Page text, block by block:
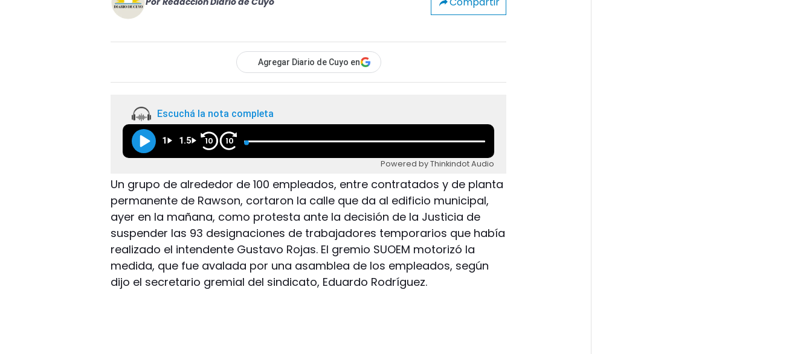
Agregar Diario de Cuyo en
Escuchá la nota completa
1 1.5 10 10
Powered by Thinkindot Audio
Un grupo de alrededor de 100 empleados, entre contratados y de planta
permanente de Rawson, cortaron la calle que da al edificio municipal,
ayer en la mañana, como protesta ante la decisión de la Justicia de
suspender las 93 designaciones de trabajadores temporarios que había
realizado el intendente Gustavo Rojas. El gremio SUOEM motorizó la
medida, que fue avalada por una asamblea de los empleados, según
dijo el secretario gremial del sindicato, Eduardo Rodríguez.